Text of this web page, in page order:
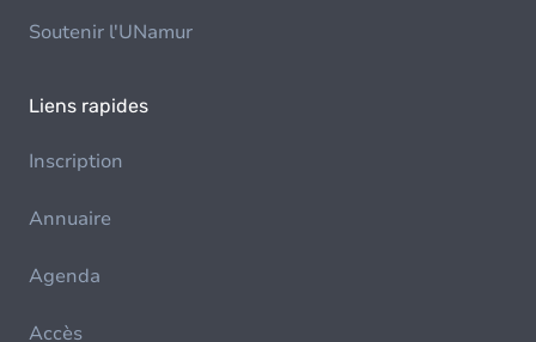
Soutenir l'UNamur
Liens rapides
Inscription
Annuaire
Agenda
Accès